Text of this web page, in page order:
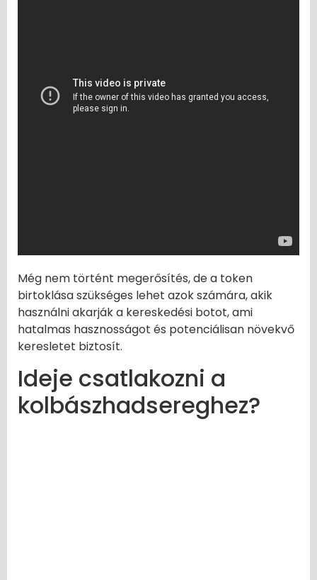
Még nem történt megerősítés, de a token
birtoklása szükséges lehet azok számára, akik
használni akarják a kereskedési botot, ami
hatalmas hasznosságot és potenciálisan növekvő
keresletet biztosít.
Ideje csatlakozni a
kolbászhadsereghez?